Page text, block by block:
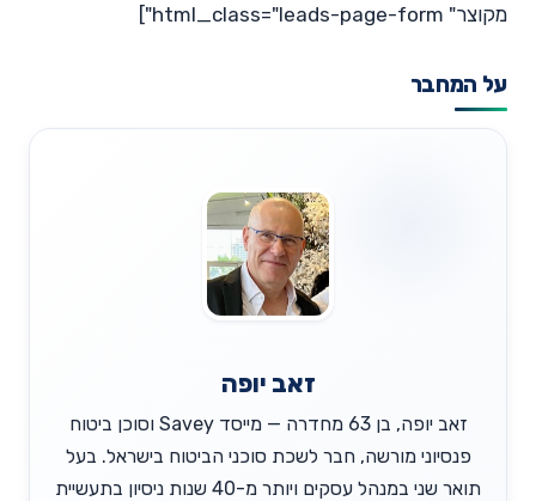
מקוצר" html_class="leads-page-form"]
על המחבר
זאב יופה
זאב יופה, בן 63 מחדרה — מייסד Savey וסוכן ביטוח
פנסיוני מורשה, חבר לשכת סוכני הביטוח בישראל. בעל
תואר שני במנהל עסקים ויותר מ-40 שנות ניסיון בתעשיית